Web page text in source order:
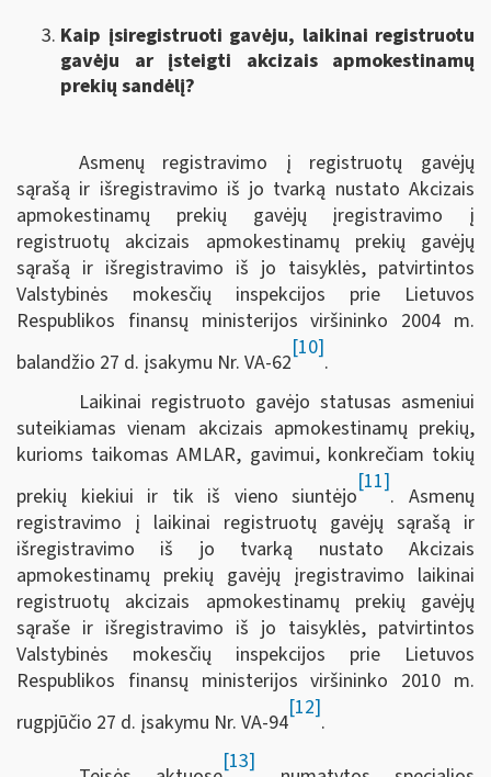
Kaip įsiregistruoti gavėju, laikinai registruotu
gavėju ar įsteigti akcizais apmokestinamų
prekių sandėlį?
Asmenų registravimo į registruotų gavėjų
sąrašą ir išregistravimo iš jo tvarką nustato Akcizais
apmokestinamų prekių gavėjų įregistravimo į
registruotų akcizais apmokestinamų prekių gavėjų
sąrašą ir išregistravimo iš jo taisyklės, patvirtintos
Valstybinės mokesčių inspekcijos prie Lietuvos
Respublikos finansų ministerijos viršininko 2004 m.
balandžio 27 d. įsakymu Nr. VA-62
[10]
.
Laikinai registruoto gavėjo statusas asmeniui
suteikiamas vienam akcizais apmokestinamų prekių,
kurioms taikomas AMLAR, gavimui, konkrečiam tokių
prekių kiekiui ir tik iš vieno siuntėjo
[11]
. Asmenų
registravimo į laikinai registruotų gavėjų sąrašą ir
išregistravimo iš jo tvarką nustato Akcizais
apmokestinamų prekių gavėjų įregistravimo laikinai
registruotų akcizais apmokestinamų prekių gavėjų
sąraše ir išregistravimo iš jo taisyklės, patvirtintos
Valstybinės mokesčių inspekcijos prie Lietuvos
Respublikos finansų ministerijos viršininko 2010 m.
rugpjūčio 27 d. įsakymu Nr. VA-94
[12]
.
[13]